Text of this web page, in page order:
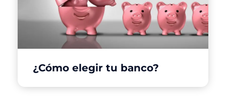
¿Cómo elegir tu banco?